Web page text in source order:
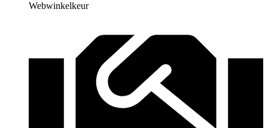
Webwinkelkeur